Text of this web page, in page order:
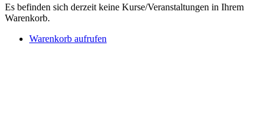
Es befinden sich derzeit keine Kurse/Veranstaltungen in Ihrem
Warenkorb.
Warenkorb aufrufen